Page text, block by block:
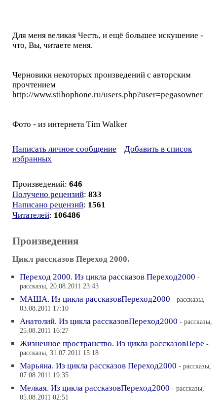
Для меня великая Честь, и ещё большее искушение -
что, Вы, читаете меня.
Черновики некоторых произведений с авторским
прочтением
http://www.stihophone.ru/users.php?user=pegasowner
Фото - из интернета Тim Walker
Написать личное сообщение
Добавить в список
избранных
Произведений: 646
Получено рецензий: 833
Написано рецензий: 1561
Читателей: 106486
Произведения
Цикл рассказов Переход 2000.
Переход 2000. Из цикла рассказов Переход2000 -
рассказы, 20.08.2011 23:43
МАША. Из цикла рассказовПереход2000 - рассказы,
03.08.2011 17:10
Анатолий. Из цикла рассказовПереход2000 - рассказы,
25.08.2011 16:27
Жизненное пространство. Из цикла рассказовПере -
рассказы, 31.07.2011 15:18
Марьяна. Из цикла рассказов Переход2000 - рассказы,
07.08.2011 19:35
Мелкая. Из цикла рассказовПереход2000 - рассказы,
05.08.2011 02:51